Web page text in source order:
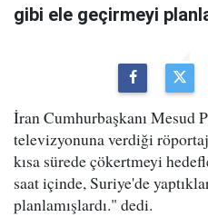
gibi ele geçirmeyi
İran Cumhurbaşkanı Mesud
televizyonuna verdiği
kısa sürede çökertmeyi
saat içinde, Suriye'de
planlamışlardı." dedi.